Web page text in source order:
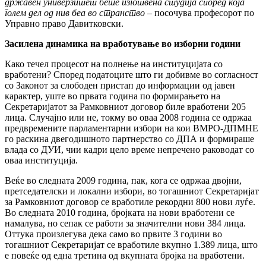
голем дел од нив беа во странство – посочува професорот по
Управно право Давитковски.
Засилена динамика на вработување во изборни години
Како течел процесот на полнење на институцијата со
вработени? Според податоците што ги добивме во согласност
со Законот за слободен пристап до информации од јавен
карактер, уште во првата година по формирањето на
Секретаријатот за Рамковниот договор биле вработени 205
лица. Случајно или не, токму во оваа 2008 година се одржаа
предвремените парламентарни избори на кои ВМРО-ДПМНЕ
го раскина двегодишното партнерство со ДПА и формираше
влада со ДУИ, чии кадри цело време непречено раководат со
оваа институција.
Веќе во следната 2009 година, пак, кога се одржаа двојни,
претседателски и локални избори, во тогашниот Секретаријат
за Рамковниот договор се вработиле рекордни 800 нови луѓе.
Во следната 2010 година, бројката на нови вработени се
намалува, но сепак се работи за значителни нови 384 лица.
Оттука произлегува дека само во првите 3 години во
тогашниот Секретаријат се вработиле вкупно 1.389 лица, што
е повеќе од една третина од вкупната бројка на вработени.